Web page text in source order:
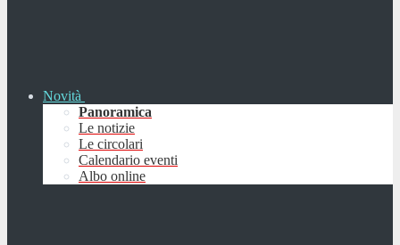
Novità
Panoramica
Le notizie
Le circolari
Calendario eventi
Albo online